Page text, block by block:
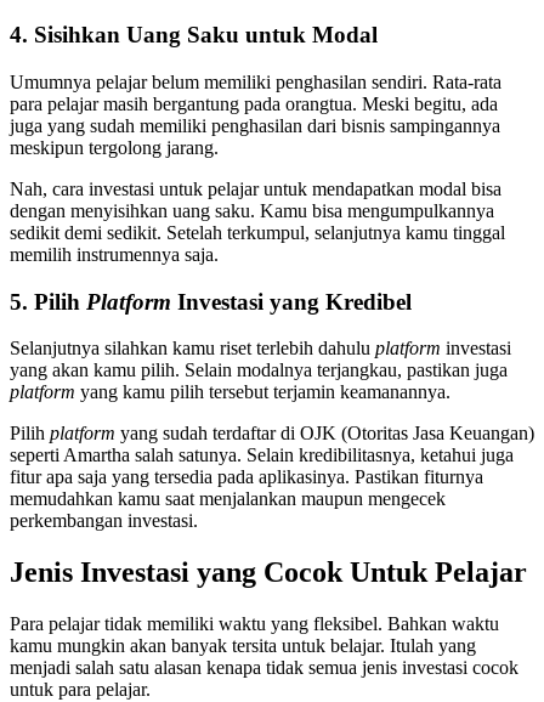
4. Sisihkan Uang Saku untuk Modal
Umumnya pelajar belum memiliki penghasilan sendiri. Rata-rata
para pelajar masih bergantung pada orangtua. Meski begitu, ada
juga yang sudah memiliki penghasilan dari bisnis sampingannya
meskipun tergolong jarang.
Nah, cara investasi untuk pelajar untuk mendapatkan modal bisa
dengan menyisihkan uang saku. Kamu bisa mengumpulkannya
sedikit demi sedikit. Setelah terkumpul, selanjutnya kamu tinggal
memilih instrumennya saja.
5. Pilih Platform Investasi yang Kredibel
Selanjutnya silahkan kamu riset terlebih dahulu platform investasi
yang akan kamu pilih. Selain modalnya terjangkau, pastikan juga
platform yang kamu pilih tersebut terjamin keamanannya.
Pilih platform yang sudah terdaftar di OJK (Otoritas Jasa Keuangan)
seperti Amartha salah satunya. Selain kredibilitasnya, ketahui juga
fitur apa saja yang tersedia pada aplikasinya. Pastikan fiturnya
memudahkan kamu saat menjalankan maupun mengecek
perkembangan investasi.
Jenis Investasi yang Cocok Untuk Pelajar
Para pelajar tidak memiliki waktu yang fleksibel. Bahkan waktu
kamu mungkin akan banyak tersita untuk belajar. Itulah yang
menjadi salah satu alasan kenapa tidak semua jenis investasi cocok
untuk para pelajar.